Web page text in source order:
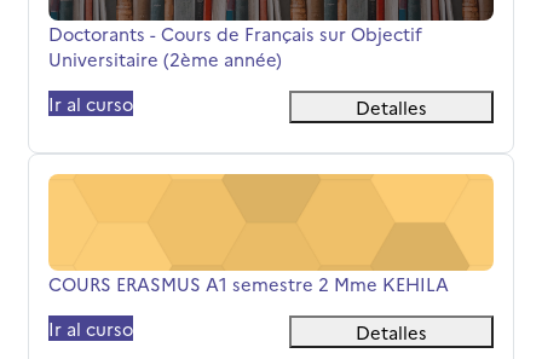
Nombre del curso
Doctorants - Cours de Français sur Objectif
Universitaire (2ème année)
Ir al curso
Detalles
COURS ERASMUS A1 semestre 2 Mme KEHILA
Nombre del curso
COURS ERASMUS A1 semestre 2 Mme KEHILA
Ir al curso
Detalles